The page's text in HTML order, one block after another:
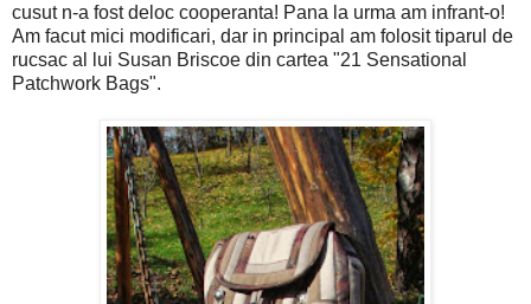
cusut n-a fost deloc cooperanta! Pana la urma am infrant-o!
Am facut mici modificari, dar in principal am folosit tiparul de
rucsac al lui Susan Briscoe din cartea "21 Sensational
Patchwork Bags".